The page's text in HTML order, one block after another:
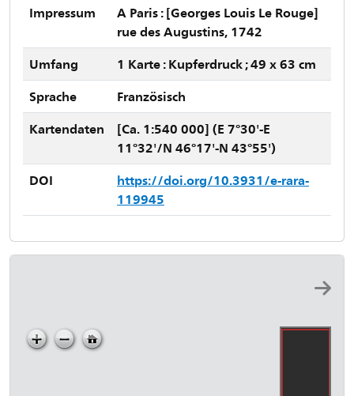
Impressum
A Paris : [Georges Louis Le Rouge]
rue des Augustins, 1742
Umfang
1 Karte : Kupferdruck ; 49 x 63 cm
Sprache
Französisch
Kartendaten
[Ca. 1:540 000] (E 7°30'-E
11°32'/N 46°17'-N 43°55')
DOI
https://doi.org/10.3931/e-rara-
119945